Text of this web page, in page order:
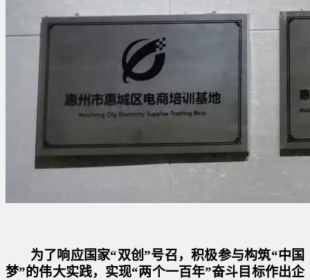
为了响应国家“双创”号召，积极参与构筑“中国
梦”的伟大实践，实现“两个一百年”奋斗目标作出企